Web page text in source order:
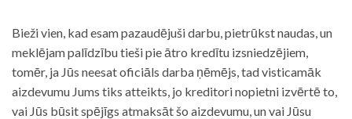
Bieži vien, kad esam pazaudējuši darbu, pietrūkst naudas, un
meklējam palīdzību tieši pie ātro kredītu izsniedzējiem,
tomēr, ja Jūs neesat oficiāls darba ņēmējs, tad visticamāk
aizdevumu Jums tiks atteikts, jo kreditori nopietni izvērtē to,
vai Jūs būsit spējīgs atmaksāt šo aizdevumu, un vai Jūsu